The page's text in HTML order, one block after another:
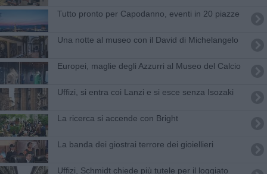
Tutto pronto per Capodanno, eventi in 20 piazze
Una notte al museo con il David di Michelangelo
Europei, maglie degli Azzurri al Museo del Calcio
Uffizi, si entra coi Lanzi e si esce senza Isozaki
​La ricerca si accende con Bright
La banda dei giostrai terrore dei gioiellieri
Uffizi, Schmidt chiede più tutele per il loggiato